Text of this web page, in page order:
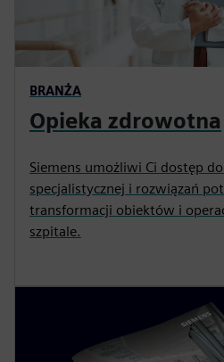
BRANŻA
Opieka zdrowotna
Siemens umożliwi Ci dostęp
specjalistycznej i rozwiązań
transformacji obiektów i
szpitale.